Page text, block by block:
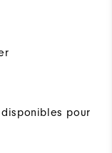
disponibles pour